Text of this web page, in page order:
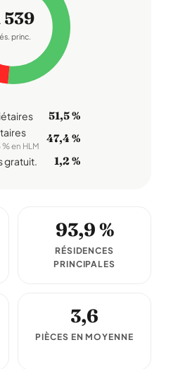
539
princ.
51,5 %
en HLM
47,4 %
gratuit. 1,2 %
93,9 %
RÉSIDENCES
PRINCIPALES
3,6
PIÈCES EN MOYENNE